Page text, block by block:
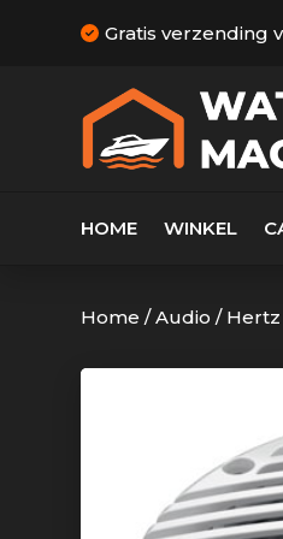
Gratis verzending
HOME WINKEL
Home /Audio / Hertz